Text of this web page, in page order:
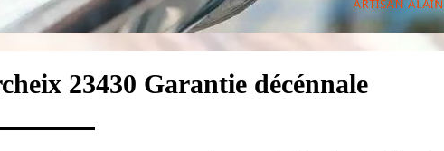
23430 Garantie décénnale